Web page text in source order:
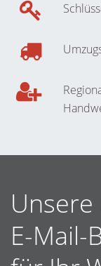
Unsere
E-Mail-